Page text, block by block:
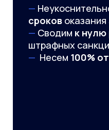
—
сроков оказания
— Сводим к нулю
штрафных
— Несем 100%